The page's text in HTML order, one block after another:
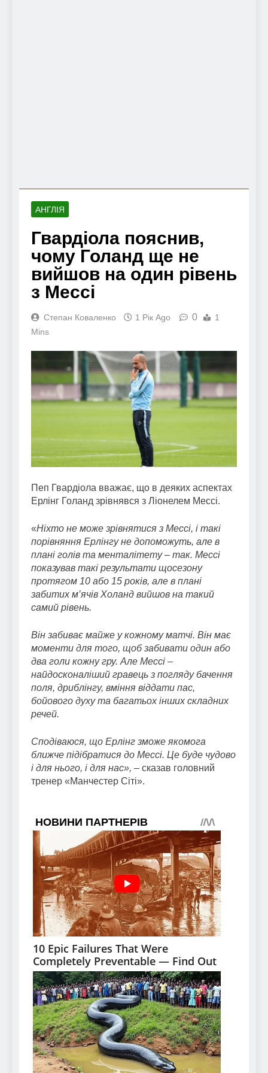
АНГЛІЯ
Гвардіола пояснив,
чому Голанд ще не
вийшов на один рівень
з Мессі
Степан Коваленко 1 Рік Ago 0
1
Mins
Пеп Гвардіола вважає, що в деяких аспектах
Ерлінг Голанд зрівнявся з Ліонелем Мессі.
«Ніхто не може зрівнятися з Мессі, і такі
порівняння Ерлінгу не допоможуть, але в
плані голів та менталітету – так. Мессі
показував такі результати щосезону
протягом 10 або 15 років, але в плані
забитих м’ячів Холанд вийшов на такий
самий рівень.
Він забиває майже у кожному матчі. Він має
моменти для того, щоб забивати один або
два голи кожну гру. Але Мессі –
найдосконаліший гравець з погляду бачення
поля, дриблінгу, вміння віддати пас,
бойового духу та багатьох інших складних
речей.
Сподіваюся, що Ерлінг зможе якомога
ближче підібратися до Мессі. Це буде чудово
і для нього, і для нас», – сказав головний
тренер «Манчестер Сіті».